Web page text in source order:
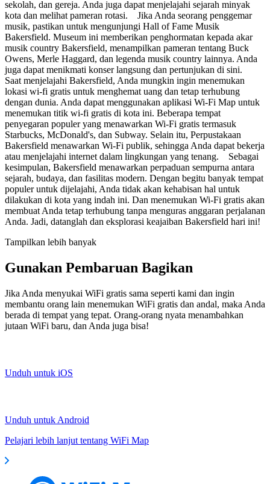
sekolah, dan gereja. Anda juga dapat menjelajahi sejarah minyak
kota dan melihat pameran rotasi. Jika Anda seorang penggemar
musik, pastikan untuk mengunjungi Hall of Fame Musik
Bakersfield. Museum ini memberikan penghormatan kepada akar
musik country Bakersfield, menampilkan pameran tentang Buck
Owens, Merle Haggard, dan legenda musik country lainnya. Anda
juga dapat menikmati konser langsung dan pertunjukan di sini.
Saat menjelajahi Bakersfield, Anda mungkin ingin menemukan
lokasi wi-fi gratis untuk menghemat uang dan tetap terhubung
dengan dunia. Anda dapat menggunakan aplikasi Wi-Fi Map untuk
menemukan titik wi-fi gratis di kota ini. Beberapa tempat
penyegaran populer yang menawarkan Wi-Fi gratis termasuk
Starbucks, McDonald's, dan Subway. Selain itu, Perpustakaan
Bakersfield menawarkan Wi-Fi publik, sehingga Anda dapat bekerja
atau menjelajahi internet dalam lingkungan yang tenang. Sebagai
kesimpulan, Bakersfield menawarkan perpaduan sempurna antara
sejarah, budaya, dan fasilitas modern. Dengan begitu banyak tempat
populer untuk dijelajahi, Anda tidak akan kehabisan hal untuk
dilakukan di kota yang indah ini. Dan menemukan Wi-Fi gratis akan
membuat Anda tetap terhubung tanpa menguras anggaran perjalanan
Anda. Jadi, datanglah dan eksplorasi keajaiban Bakersfield hari ini!
Tampilkan lebih banyak
Gunakan Pembaruan Bagikan
Jika Anda menyukai WiFi gratis sama seperti kami dan ingin
membantu orang lain menemukan WiFi gratis dan andal, maka Anda
berada di tempat yang tepat. Orang-orang nyata menambahkan
jutaan WiFi baru, dan Anda juga bisa!
Unduh untuk iOS
Unduh untuk Android
Pelajari lebih lanjut tentang WiFi Map